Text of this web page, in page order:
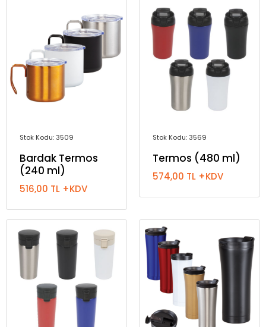
Stok Kodu: 3509
Bardak Termos
(240 ml)
516,00 TL +KDV
Stok Kodu: 3569
Termos (480 ml)
574,00 TL +KDV